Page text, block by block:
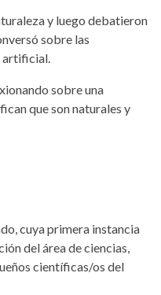
y luego debatieron
sobre las
artificial.
sobre una
que son naturales y
cuya primera instancia
del área de ciencias,
científicas/os del